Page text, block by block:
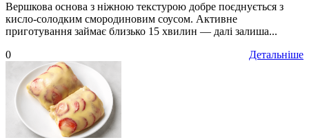
Вершкова основа з ніжною текстурою добре поєднується з
кисло-солодким смородиновим соусом. Активне
приготування займає близько 15 хвилин — далі залиша...
Детальніше
0